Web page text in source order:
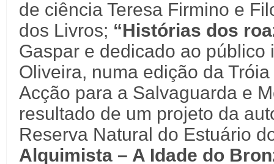
de ciência Teresa Firmino e
dos Livros; “Histórias dos
Gaspar e dedicado ao
Oliveira, numa edição da
Acção para a Salvaguarda e
resultado de um projeto da
Reserva Natural do Estuário
Alquimista – A Idade do